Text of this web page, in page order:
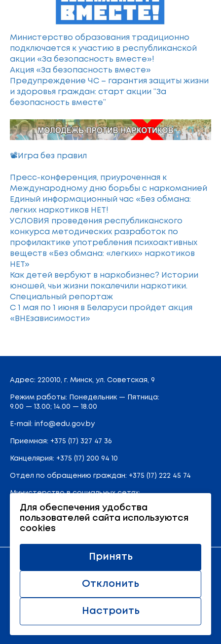
Министерство образования традиционно
подключается к участию в республиканской
акции «За безопасность вместе»!
Акция «За безопасность вместе»
Предупреждение ЧС – гарантия защиты жизни
и здоровья граждан: старт акции “За
безопасность вместе”
📽Игра без правил
Пресс-конференция, приуроченная к
Международному дню борьбы с наркоманией
Единый информационный час «Без обмана:
легких наркотиков НЕТ!
УСЛОВИЯ проведения республиканского
конкурса методических разработок по
профилактике употребления психоактивных
веществ «Без обмана: «легких» наркотиков
НЕТ»
Как детей вербуют в наркобизнес? Истории
юношей, чьи жизни покалечили наркотики.
Специальный репортаж
С 1 мая по 1 июня в Беларуси пройдет акция
«ВНЕзависимости»
Адрес: 220010, г. Минск, ул. Советская, 9
Режим работы: Понедельник — Пятница:
9.00 — 13.00; 14.00 — 18.00
E-mail: info@edu.gov.by
Приемная: +375 (17) 327 47 36
Канцелярия: +375 (17) 200 94 10
Отдел по обращению граждан: +375 (17) 222 45 74
Министерство в социальных сетях:
Карта сайта
© 2011 - 2026 Министерство образования Республики
Для обеспечения удобства
пользователей сайта используются
cookies
Настроить
Отклонить
Принять